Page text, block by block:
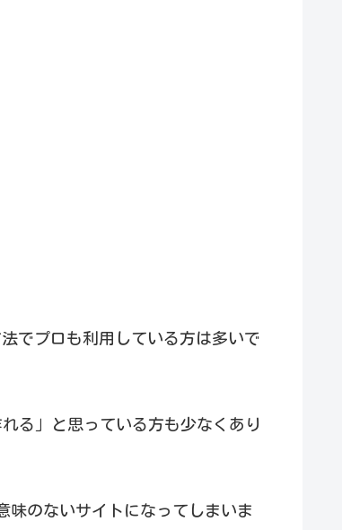
でプロも利用している方は多いで
る」と思っている方も少なくあり
味のないサイトになってしまいま